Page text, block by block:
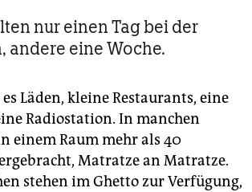
nur einen Tag bei der
andere eine Woche.
Läden, kleine Restaurants, eine
Radiostation. In manchen
einem Raum mehr als 40
Matratze an Matratze.
stehen im Ghetto zur Verfügung,